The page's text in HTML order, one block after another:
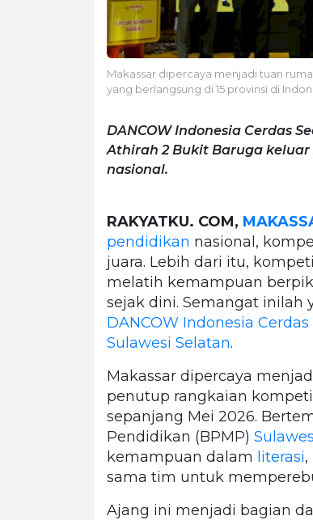
Makassar dipercaya menjadi tuan
yang berlangsung di 15 provinsi di
DANCOW Indonesia Cerdas
Athirah 2 Bukit Baruga
nasional.
RAKYATKU. COM,
pendidikan nasional,
juara. Lebih dari itu,
melatih kemampuan
sejak dini. Semangat inilah
DANCOW Indonesia Cerdas
Sulawesi Selatan.
Makassar dipercaya
penutup rangkaian
sepanjang Mei 2026.
Pendidikan (BPMP)
kemampuan dalam literasi
sama tim untuk
Ajang ini menjadi bagian